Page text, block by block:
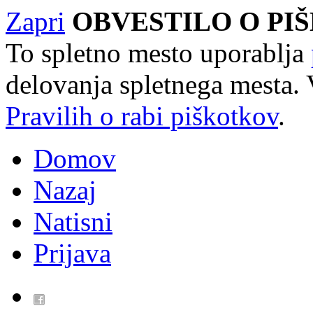
Zapri OBVESTILO O
To spletno mesto uporablja
delovanja spletnega
Pravilih o rabi piškotkov.
Domov
Nazaj
Natisni
Prijava